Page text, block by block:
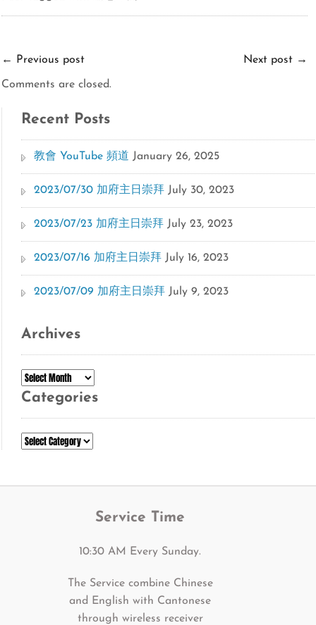
← Previous post Next post →
Comments are closed.
Recent Posts
教會 YouTube 頻道 January 26, 2025
2023/07/30 加府主日崇拜 July 30, 2023
2023/07/23 加府主日崇拜 July 23, 2023
2023/07/16 加府主日崇拜 July 16, 2023
2023/07/09 加府主日崇拜 July 9, 2023
Archives
Archives
Categories
Categories
Service Time
10:30 AM Every Sunday.
The Service combine Chinese
and English with Cantonese
through wireless receiver